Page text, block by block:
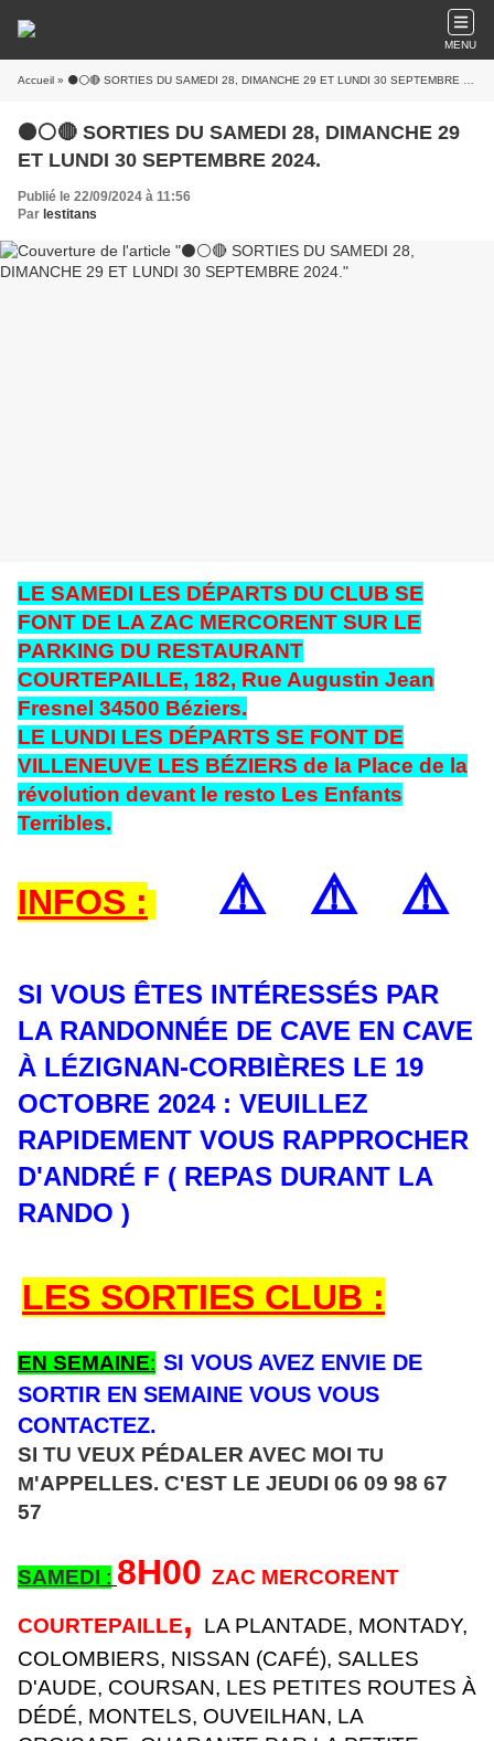
MENU
Accueil » ⚫⚪🔴 SORTIES DU SAMEDI 28, DIMANCHE 29 ET LUNDI 30 SEPTEMBRE 2024.
⚫⚪🔴 SORTIES DU SAMEDI 28, DIMANCHE 29
ET LUNDI 30 SEPTEMBRE 2024.
Publié le 22/09/2024 à 11:56
Par lestitans
LE SAMEDI LES DÉPARTS DU CLUB SE
FONT DE LA ZAC MERCORENT SUR LE
PARKING DU RESTAURANT
COURTEPAILLE, 182, Rue Augustin Jean
Fresnel 34500 Béziers.
LE LUNDI LES DÉPARTS SE FONT DE
VILLENEUVE LES BÉZIERS de la Place de la
révolution devant le resto Les Enfants
Terribles.
INFOS : ⚠️ ⚠️ ⚠️
SI VOUS ÊTES INTÉRESSÉS PAR
LA RANDONNÉE DE CAVE EN CAVE
À LÉZIGNAN-CORBIÈRES LE 19
OCTOBRE 2024 : VEUILLEZ
RAPIDEMENT VOUS RAPPROCHER
D'ANDRÉ F ( REPAS DURANT LA
RANDO )
LES SORTIES CLUB :
EN SEMAINE: SI VOUS AVEZ ENVIE DE
SORTIR EN SEMAINE VOUS VOUS
CONTACTEZ.
SI TU VEUX PÉDALER AVEC MOI TU
M'APPELLES. C'EST LE JEUDI 06 09 98 67
57
SAMEDI : 8H00 ZAC MERCORENT
COURTEPAILLE, LA PLANTADE, MONTADY,
COLOMBIERS, NISSAN (CAFÉ), SALLES
D'AUDE, COURSAN, LES PETITES ROUTES À
DÉDÉ, MONTELS, OUVEILHAN, LA